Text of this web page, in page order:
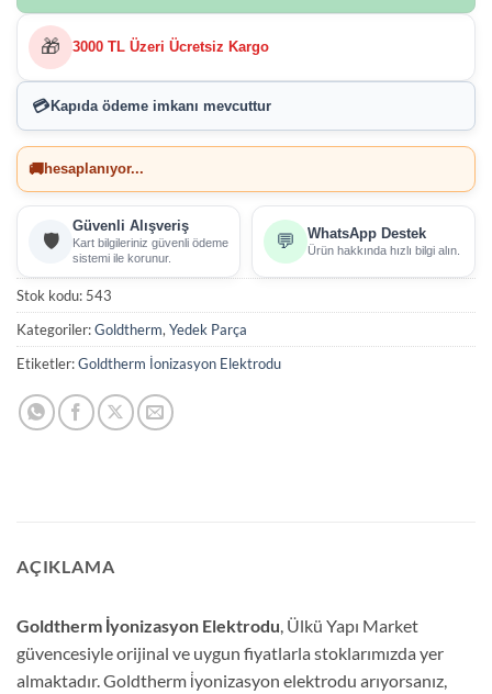
🎁 3000 TL Üzeri Ücretsiz Kargo
💳Kapıda ödeme imkanı mevcuttur
🚚hesaplanıyor...
🛡️
Güvenli Alışveriş
Kart bilgileriniz güvenli ödeme
sistemi ile korunur.
💬 WhatsApp Destek
Ürün hakkında hızlı bilgi alın.
Stok kodu: 543
Kategoriler:Goldtherm, Yedek Parça
Etiketler:Goldtherm İonizasyon Elektrodu
AÇIKLAMA
Goldtherm İyonizasyon Elektrodu, Ülkü Yapı Market
güvencesiyle orijinal ve uygun fiyatlarla stoklarımızda yer
almaktadır. Goldtherm i̇yonizasyon elektrodu arıyorsanız,